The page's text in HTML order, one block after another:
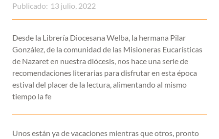
Publicado: 13 julio, 2022
Desde la Librería Diocesana Welba, la hermana Pilar
González, de la comunidad de las Misioneras Eucarísticas
de Nazaret en nuestra diócesis, nos hace una serie de
recomendaciones literarias para disfrutar en esta época
estival del placer de la lectura, alimentando al mismo
tiempo la fe
Unos están ya de vacaciones mientras que otros, pronto